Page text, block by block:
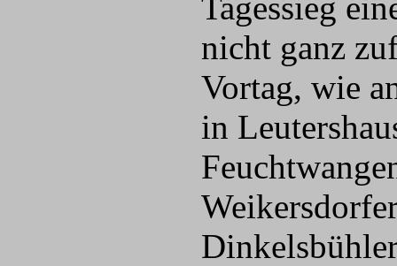
nicht ganz
Vortag, wie
in